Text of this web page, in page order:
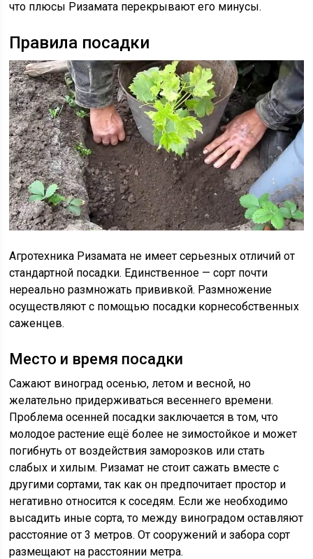
что плюсы Ризамата перекрывают его минусы.
Правила посадки
Агротехника Ризамата не имеет серьезных отличий от
стандартной посадки. Единственное — сорт почти
нереально размножать прививкой. Размножение
осуществляют с помощью посадки корнесобственных
саженцев.
Место и время посадки
Сажают виноград осенью, летом и весной, но
желательно придерживаться весеннего времени.
Проблема осенней посадки заключается в том, что
молодое растение ещё более не зимостойкое и может
погибнуть от воздействия заморозков или стать
слабых и хилым. Ризамат не стоит сажать вместе с
другими сортами, так как он предпочитает простор и
негативно относится к соседям. Если же необходимо
высадить иные сорта, то между виноградом оставляют
расстояние от 3 метров. От сооружений и забора сорт
размещают на расстоянии метра.